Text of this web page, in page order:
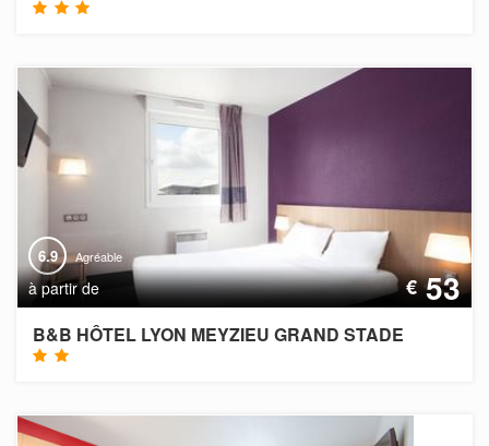
6.9 Agréable
à partir de €53
B&B HÔTEL LYON MEYZIEU GRAND STADE